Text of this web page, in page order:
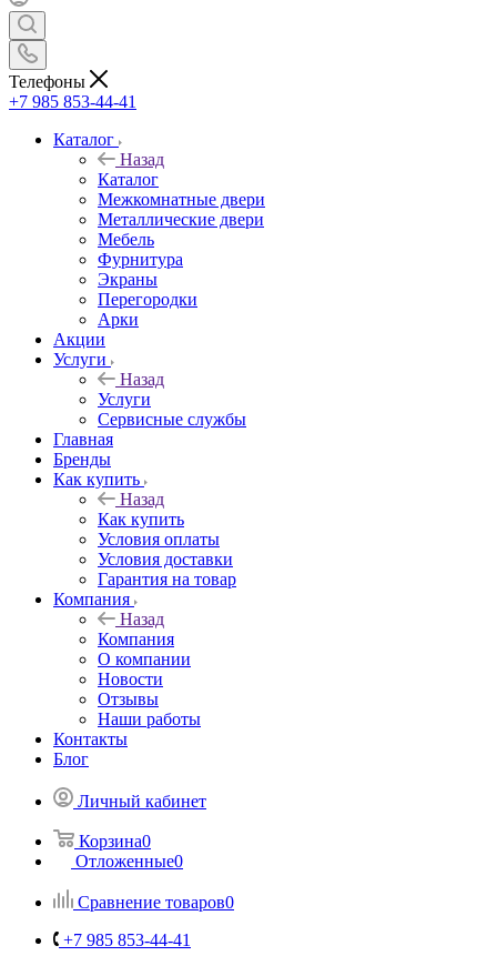
Телефоны
+7 985 853-44-41
Каталог
Назад
Каталог
Межкомнатные двери
Металлические двери
Мебель
Фурнитура
Экраны
Перегородки
Арки
Акции
Услуги
Назад
Услуги
Сервисные службы
Главная
Бренды
Как купить
Назад
Как купить
Условия оплаты
Условия доставки
Гарантия на товар
Компания
Назад
Компания
О компании
Новости
Отзывы
Наши работы
Контакты
Блог
Личный кабинет
Корзина0
Отложенные0
Сравнение товаров0
+7 985 853-44-41